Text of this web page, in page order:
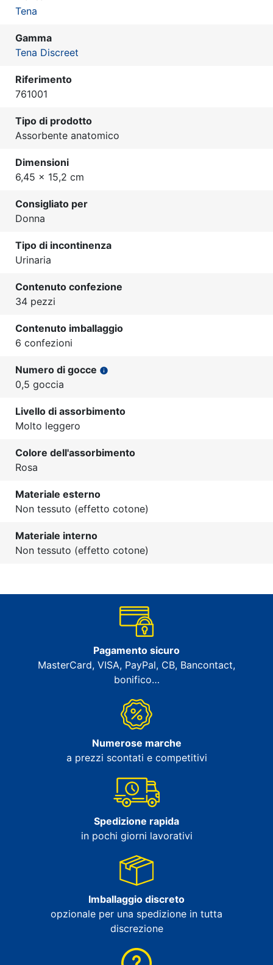
Tena
Gamma
Tena Discreet
Riferimento
761001
Tipo di prodotto
Assorbente anatomico
Dimensioni
6,45 x 15,2 cm
Consigliato per
Donna
Tipo di incontinenza
Urinaria
Contenuto confezione
34 pezzi
Contenuto imballaggio
6 confezioni
Numero di gocce info
0,5 goccia
Livello di assorbimento
Molto leggero
Colore dell'assorbimento
Rosa
Materiale esterno
Non tessuto (effetto cotone)
Materiale interno
Non tessuto (effetto cotone)
Pagamento sicuro
MasterCard, VISA, PayPal, CB, Bancontact,
bonifico…
Numerose marche
a prezzi scontati e competitivi
Spedizione rapida
in pochi giorni lavorativi
Imballaggio discreto
opzionale per una spedizione in tutta
discrezione